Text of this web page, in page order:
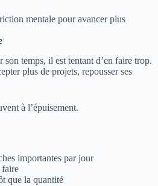
mentale pour avancer plus
son temps, il est tentant d’en faire trop.
plus de projets, repousser ses
à l’épuisement.
importantes par jour
faire
que la quantité